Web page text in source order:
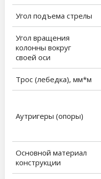
Угол подъема стрелы
Угол вращения
колонны вокруг
своей оси
Трос (лебедка), мм*м
Аутригеры (опоры)
Основной материал
конструкции